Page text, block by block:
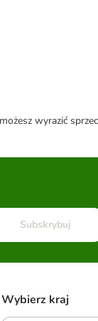
wyrazić
Subskrybuj
Wybierz kraj